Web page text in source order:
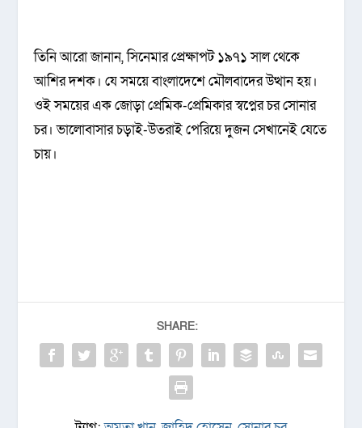
তিনি আরো জানান, সিনেমার প্রেক্ষাপট ১৯৭১ সাল থেকে
আশির দশক। যে সময়ে বাংলাদেশে মৌলবাদের উত্থান হয়।
ওই সময়ের এক জোড়া প্রেমিক-প্রেমিকার স্বপ্নের চর সোনার
চর। ভালোবাসার চড়াই-উতরাই পেরিয়ে দুজন সেখানেই যেতে
চায়।
SHARE: